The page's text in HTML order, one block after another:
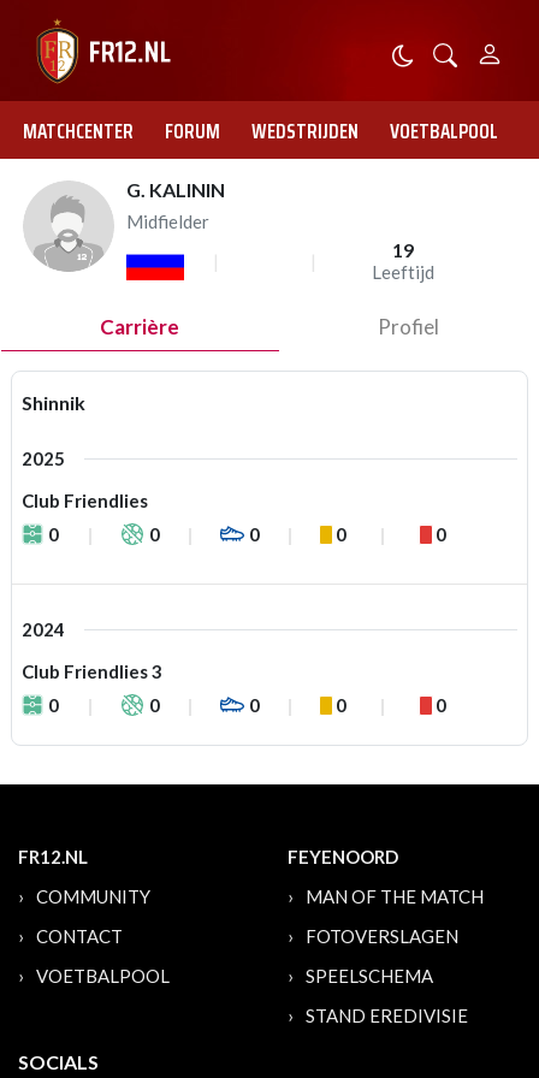
MATCHCENTER FORUM WEDSTRIJDEN VOETBALPOOL
G. KALININ
Midfielder
19
Leeftijd
Carrière Profiel
Shinnik
2025
Club Friendlies
0
0 0 0 0
2024
Club Friendlies 3
0
0 0 0 0
FR12.NL
COMMUNITY
CONTACT
VOETBALPOOL
FEYENOORD
MAN OF THE MATCH
FOTOVERSLAGEN
SPEELSCHEMA
STAND EREDIVISIE
SOCIALS